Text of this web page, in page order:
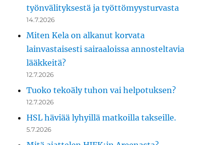
työnvälityksestä ja työttömyysturvasta
14.7.2026
Miten Kela on alkanut korvata
lainvastaisesti sairaaloissa annosteltavia
lääkkeitä?
12.7.2026
Tuoko tekoäly tuhon vai helpotuksen?
12.7.2026
HSL häviää lyhyillä matkoilla takseille.
5.7.2026